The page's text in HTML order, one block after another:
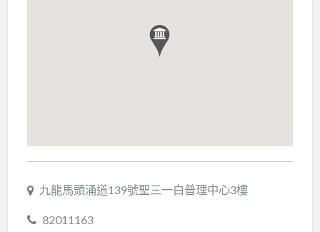
九龍馬頭涌道139號聖三一白普理中心3樓
82011163